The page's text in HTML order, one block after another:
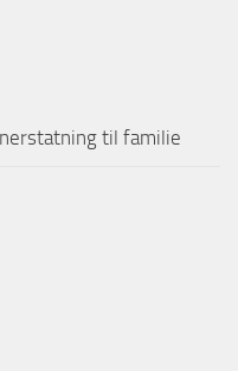
til familie